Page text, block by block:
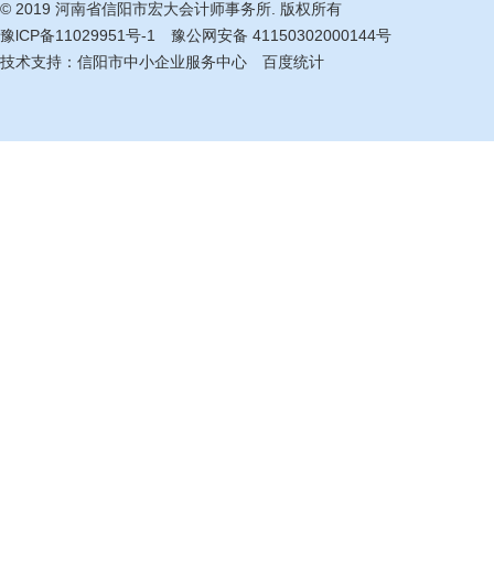
© 2019 河南省信阳市宏大会计师事务所. 版权所有
豫lCP备11029951号-1
豫公网安备 41150302000144号
技术支持： 信阳市中小企业服务中心 百度统计